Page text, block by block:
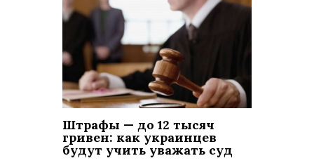
Штрафы — до 12 тысяч
гривен: как украинцев
будут учить уважать суд